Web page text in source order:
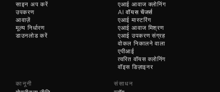
साइन अप करें
उपकरण
आवाज़ें
मूल्य निर्धारण
डाउनलोड करें
एआई आवाज क्लोनिंग
एआई आवाज मिश्रण
AI वॉयस चेंजर्स
एआई मास्टरिंग
एआई उपकरण संग्रह
वोकल निकालने वाला
एपीआई
त्वरित वॉयस क्लोनिंग
वॉइस डिज़ाइनर
कानूनी
संसाधन